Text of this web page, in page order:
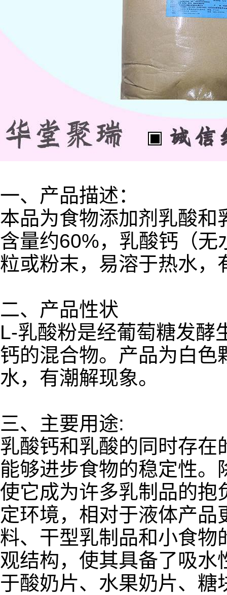
一、产品描述：
本品为食物添加剂乳酸
含量约60%，乳酸钙（
粒或粉末，易溶于热水，
二、产品性状
L-乳酸粉是经葡萄糖发酵
钙的混合物。产品为白色
水，有潮解现象。
三、主要用途:
乳酸钙和乳酸的同时存在
能够进步食物的稳定性
使它成为许多乳制品的抱
定环境，相对于液体产
料、干型乳制品和小食物
观结构，使其具备了吸
于酸奶片、水果奶片、糖